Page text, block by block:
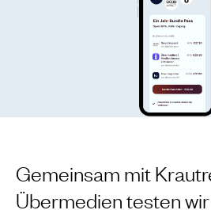
Gemeinsam mit
Übermedien testen